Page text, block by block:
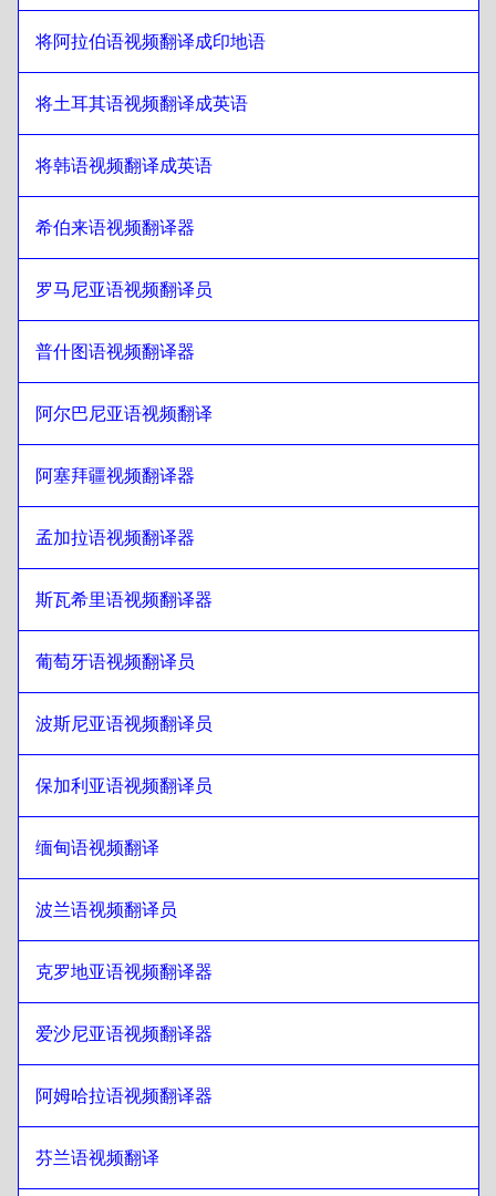
立陶宛语至缅甸语
缅甸语至立陶宛语
智利西班牙语 至立陶宛语
立陶宛语至简体中文
立陶宛语至哥伦比亚西班牙语
哥伦比亚西班牙语至立陶宛语
立陶宛语至 波兰语
克罗地亚语至立陶宛语
立陶宛语至古巴西班牙语
古巴西班牙语至立陶宛语
厄瓜多尔西班牙语至立陶宛语
立陶宛语至爱沙尼亚语
立陶宛语至埃塞俄比亚阿姆哈拉语
埃塞俄比亚阿姆哈拉语至立陶宛语
立陶宛语至 菲律宾英语/菲律宾语
菲律宾英语/菲律宾语至立陶宛语
立陶宛语至法语
法语至立陶宛语
乔治亚语至立陶宛语
立陶宛语至意大利语
意大利语
立陶宛语
立陶宛语至匈牙利语
立陶宛语至冰岛语
将阿拉伯语视频翻译成印地语
将土耳其语视频翻译成英语
将韩语视频翻译成英语
希伯来语视频翻译器
罗马尼亚语视频翻译员
普什图语视频翻译器
阿尔巴尼亚语视频翻译
阿塞拜疆视频翻译器
孟加拉语视频翻译器
斯瓦希里语视频翻译器
葡萄牙语视频翻译员
波斯尼亚语视频翻译员
保加利亚语视频翻译员
缅甸语视频翻译
波兰语视频翻译员
克罗地亚语视频翻译器
爱沙尼亚语视频翻译器
阿姆哈拉语视频翻译器
芬兰语视频翻译